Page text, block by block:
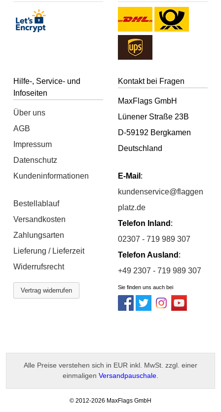
Hilfe-, Service- und
Infoseiten
Über uns
AGB
Impressum
Datenschutz
Kundeninformationen
Bestellablauf
Versandkosten
Zahlungsarten
Lieferung / Lieferzeit
Widerrufsrecht
Vertrag widerrufen
Kontakt bei Fragen
MaxFlags GmbH
Lünener Straße 23B
D-59192 Bergkamen
Deutschland
E-Mail :
kundenservice@flaggen
platz.de
Telefon Inland :
02307 - 719 989 307
Telefon Ausland :
+49 2307 - 719 989 307
Sie finden uns auch bei
Alle Preise verstehen sich in EUR inkl. MwSt. zzgl. einer
einmaligen Versandpauschale.
© 2012-2026 MaxFlags GmbH